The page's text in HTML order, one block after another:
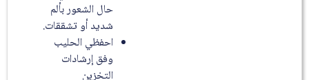
حال الشعور بألم
شديد أو تشققات.
احفظي الحليب
وفق إرشادات